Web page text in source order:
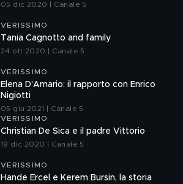
05 dic 2020 | Canale 5
VERISSIMO
Tania Cagnotto and family
24 ott 2020 | Canale 5
VERISSIMO
Elena D'Amario: il rapporto con Enrico
Nigiotti
05 giu 2021 | Canale 5
VERISSIMO
Christian De Sica e il padre Vittorio
19 dic 2020 | Canale 5
VERISSIMO
Hande Ercel e Kerem Bursin, la storia